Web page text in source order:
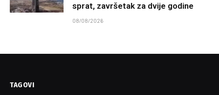
sprat, završetak za dvije godine
08/08/2026
TAGOVI